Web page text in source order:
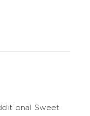
Sweet